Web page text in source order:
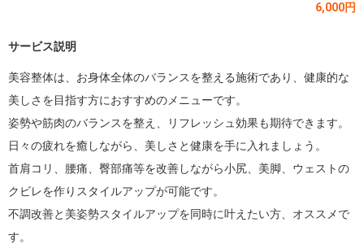
6,000円
サービス説明
美容整体は、お身体全体のバランスを整える施術であり、健康的な
美しさを目指す方におすすめのメニューです。
姿勢や筋肉のバランスを整え、リフレッシュ効果も期待できます。
日々の疲れを癒しながら、美しさと健康を手に入れましょう。
首肩コリ、腰痛、臀部痛等を改善しながら小尻、美脚、ウェストの
クビレを作りスタイルアップが可能です。
不調改善と美姿勢スタイルアップを同時に叶えたい方、オススメで
す。